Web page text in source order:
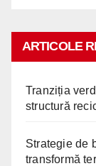
ARTICOLE
Tranziția
structură
Strategie de
transformă